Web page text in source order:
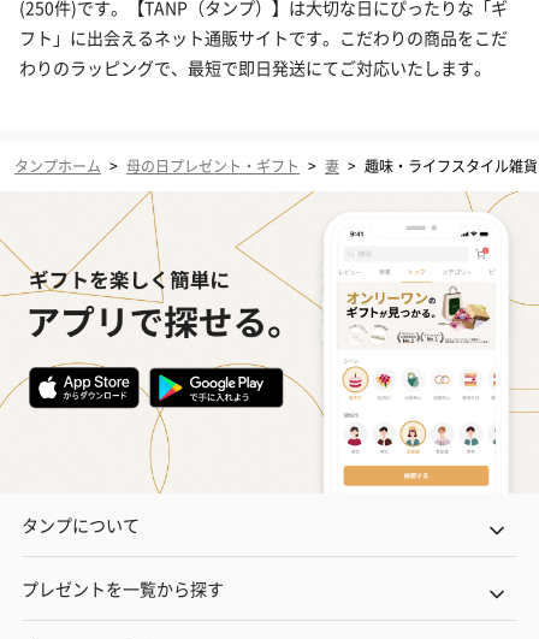
(250件)です。【TANP（タンプ）】は大切な日にぴったりな「ギ
フト」に出会えるネット通販サイトです。こだわりの商品をこだ
わりのラッピングで、最短で即日発送にてご対応いたします。
タンプホーム > 母の日プレゼント・ギフト > 妻 > 趣味・ライフスタイル雑貨
タンプについて
プレゼントを一覧から探す